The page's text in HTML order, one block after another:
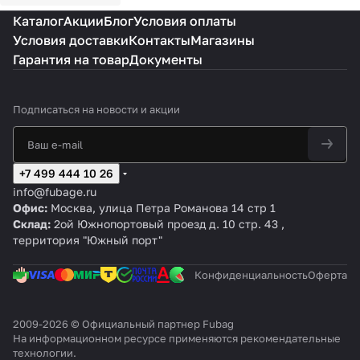
C
M
2.
5
b
a
g
F
C
3
2
C
M
2.
5
C
M
2.
0/
3
B/
T
КаталогАкцииБлогУсловия оплаты
Условия доставкиКонтактыМагазины
Гарантия на товарДокументы
Подписаться на новости и акции
+7 499 444 10 26
info@fubage.ru
Офис: Москва, улица Петра Романова 14 стр 1
Склад: 2ой Южнопортовый проезд д. 10 стр. 43 ,
территория "Южный порт"
КонфиденциальностьОферта
2009-2026 © Официальный партнер Fubag
На информационном ресурсе применяются рекомендательные
технологии.